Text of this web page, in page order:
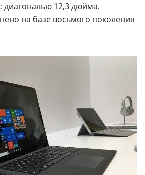
диагональю 12,3 дюйма.
на базе восьмого поколения
.